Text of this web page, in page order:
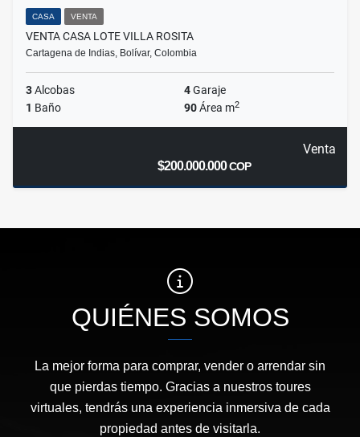
CASA VENTA
VENTA CASA LOTE VILLA ROSITA
Cartagena de Indias, Bolívar, Colombia
3Alcobas 4Garaje
1 Baño 90Área m2
Venta
$200.000.000COP
QUIÉNES SOMOS
La mejor forma para comprar, vender o arrendar sin
que pierdas tiempo. Gracias a nuestros toures
virtuales, tendrás una experiencia inmersiva de cada
propiedad antes de visitarla.